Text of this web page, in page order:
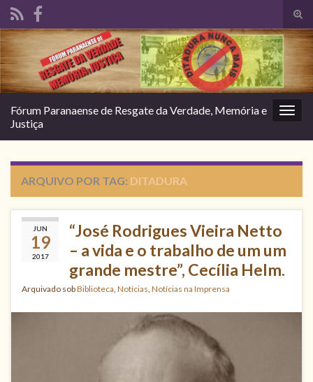
de
Search for:
Fórum Paranaense de Resgate da Verdade, Memória e
Justiça
ARQUIVO POR TAG: DITADURA
JUN
19
2017
“José Rodrigues Vieira Netto
– a vida e o trabalho de um um
grande mestre”, Cecília Helm.
Arquivado sobBiblioteca Notícias Notícias na Imprensa